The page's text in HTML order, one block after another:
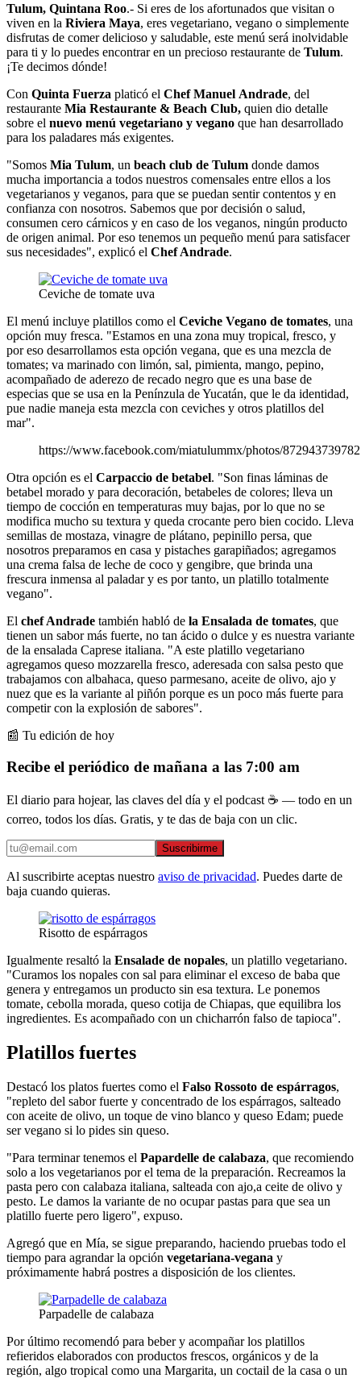
Tulum, Quintana Roo.- Si eres de los afortunados que visitan o
viven en la Riviera Maya, eres vegetariano, vegano o simplemente
disfrutas de comer delicioso y saludable, este menú será inolvidable
para ti y lo puedes encontrar en un precioso restaurante de Tulum.
¡Te decimos dónde!
Con Quinta Fuerza platicó el Chef Manuel Andrade, del
restaurante Mia Restaurante & Beach Club, quien dio detalle
sobre el nuevo menú vegetariano y vegano que han desarrollado
para los paladares más exigentes.
"Somos Mia Tulum, un beach club de Tulum donde damos
mucha importancia a todos nuestros comensales entre ellos a los
vegetarianos y veganos, para que se puedan sentir contentos y en
confianza con nosotros. Sabemos que por decisión o salud,
consumen cero cárnicos y en caso de los veganos, ningún producto
de origen animal. Por eso tenemos un pequeño menú para satisfacer
sus necesidades", explicó el Chef Andrade.
Ceviche de tomate uva
El menú incluye platillos como el Ceviche Vegano de tomates, una
opción muy fresca. "Estamos en una zona muy tropical, fresco, y
por eso desarrollamos esta opción vegana, que es una mezcla de
tomates; va marinado con limón, sal, pimienta, mango, pepino,
acompañado de aderezo de recado negro que es una base de
especias que se usa en la Penínzula de Yucatán, que le da identidad,
pue nadie maneja esta mezcla con ceviches y otros platillos del
mar".
https://www.facebook.com/miatulummx/photos/
Otra opción es el Carpaccio de betabel. "Son finas láminas de
betabel morado y para decoración, betabeles de colores; lleva un
tiempo de cocción en temperaturas muy bajas, por lo que no se
modifica mucho su textura y queda crocante pero bien cocido. Lleva
semillas de mostaza, vinagre de plátano, pepinillo persa, que
nosotros preparamos en casa y pistaches garapiñados; agregamos
una crema falsa de leche de coco y gengibre, que brinda una
frescura inmensa al paladar y es por tanto, un platillo totalmente
vegano".
El chef Andrade también habló de la Ensalada de tomates, que
tienen un sabor más fuerte, no tan ácido o dulce y es nuestra variante
de la ensalada Caprese italiana. "A este platillo vegetariano
agregamos queso mozzarella fresco, aderesada con salsa pesto que
trabajamos con albahaca, queso parmesano, aceite de olivo, ajo y
nuez que es la variante al piñón porque es un poco más fuerte para
competir con la explosión de sabores".
📰 Tu edición de hoy
Recibe el periódico de mañana a las 7:00 am
El diario para hojear, las claves del día y el podcast ☕ — todo en un
correo, todos los días. Gratis, y te das de baja con un clic.
Suscribirme
Al suscribirte aceptas nuestro aviso de privacidad. Puedes darte de
baja cuando quieras.
Risotto de espárragos
Igualmente resaltó la Ensalade de nopales, un platillo vegetariano.
"Curamos los nopales con sal para eliminar el exceso de baba que
genera y entregamos un producto sin esa textura. Le ponemos
tomate, cebolla morada, queso cotija de Chiapas, que equilibra los
ingredientes. Es acompañado con un chicharrón falso de tapioca".
Platillos fuertes
Destacó los platos fuertes como el Falso Rossoto de espárragos,
"repleto del sabor fuerte y concentrado de los espárragos, salteado
con aceite de olivo, un toque de vino blanco y queso Edam; puede
ser vegano si lo pides sin queso.
"Para terminar tenemos el Papardelle de calabaza, que recomiendo
solo a los vegetarianos por el tema de la preparación. Recreamos la
pasta pero con calabaza italiana, salteada con ajo,a ceite de olivo y
pesto. Le damos la variante de no ocupar pastas para que sea un
platillo fuerte pero ligero", expuso.
Agregó que en Mía, se sigue preparando, haciendo pruebas todo el
tiempo para agrandar la opción vegetariana-vegana y
próximamente habrá postres a disposición de los clientes.
Parpadelle de calabaza
Por último recomendó para beber y acompañar los platillos
refieridos elaborados con productos frescos, orgánicos y de la
región, algo tropical como una Margarita, un coctail de la casa o un